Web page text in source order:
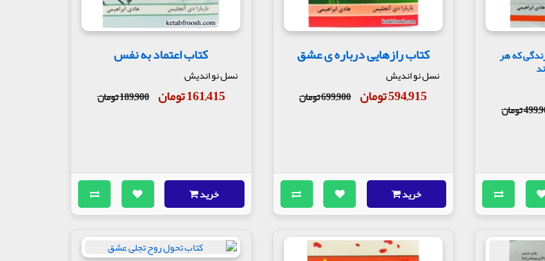
که هر
تومان
کتاب رازهایی درباره ی عشق
نسل نو اندیش
594,915 تومان 699,900 تومان
خرید
کتاب اعتماد به نفس
نسل نو اندیش
161,415 تومان 189,900 تومان
خرید